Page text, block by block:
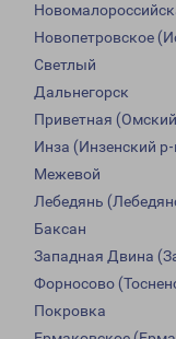
Новопетровское
Светлый
Дальнегорск
Приветная
Инза (Инзенский
Межевой
Лебедянь
Баксан
Западная Двина
Форносово
Покровка